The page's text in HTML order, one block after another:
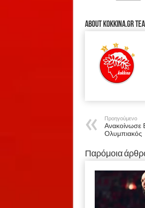
About kokkina.gr
Προηγούμενο
Ανακοίνωσε
Ολυμπιακός
Παρόμοια